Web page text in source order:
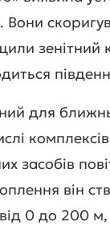
зенітний
для
засобів
він
0 до 200